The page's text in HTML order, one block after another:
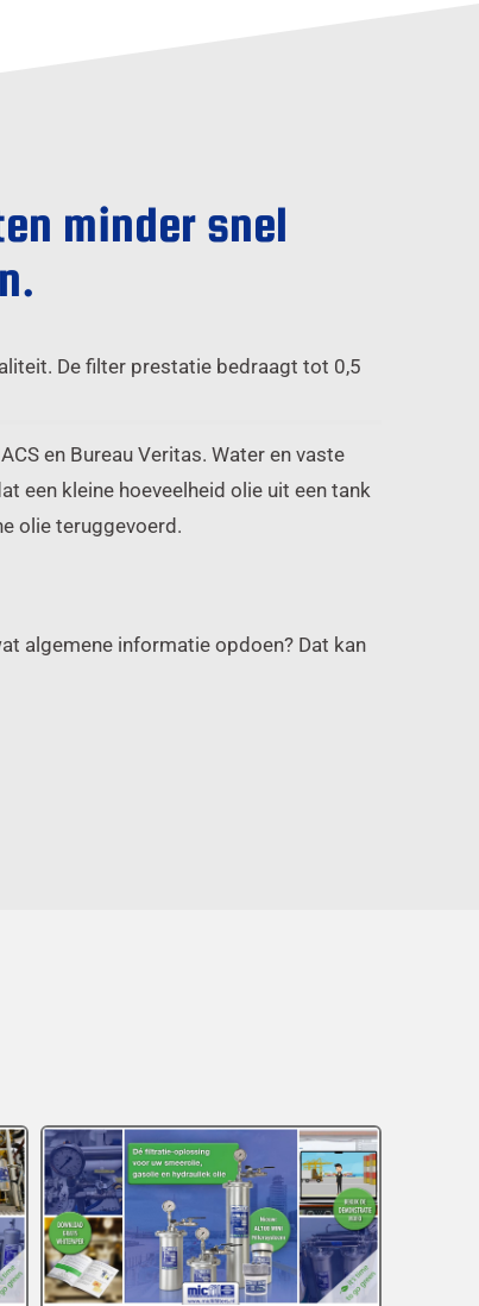
minder snel
De filter prestatie bedraagt tot 0,5
en Bureau Veritas. Water en vaste
een kleine hoeveelheid olie uit een tank
olie teruggevoerd.
algemene informatie opdoen? Dat kan